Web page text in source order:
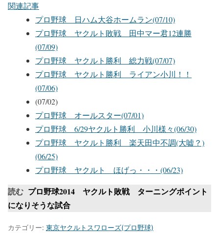
関連記事
プロ野球 日ハム大谷ホームラン(07/10)
プロ野球 ヤクルト敗戦 田中マー君12連勝
(07/09)
プロ野球 ヤクルト勝利 総力戦(07/07)
プロ野球 ヤクルト勝利 ライアン小川！！
(07/06)
(07/02)
プロ野球 オールスター(07/01)
プロ野球 6/29ヤクルト勝利 小川様々(06/30)
プロ野球 ヤクルト勝利 楽天田中不調(大嘘？)
(06/25)
プロ野球 ヤクルト ほげっ・・・(06/23)
読む プロ野球2014 ヤクルト敗戦 ターニングポイント
になりそうな試合
カテゴリー: 東京ヤクルトスワローズ(プロ野球)